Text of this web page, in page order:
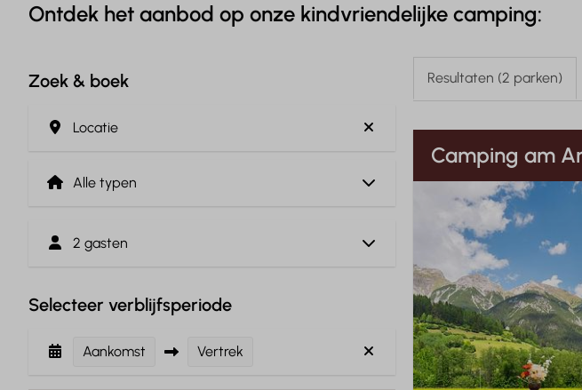
Ontdek het aanbod op onze kindvriendelijke camping:
Zoek & boek
Locatie
2 gasten
Selecteer verblijfsperiode
Aankomst Vertrek
Resultaten (2 parken)
Camping am